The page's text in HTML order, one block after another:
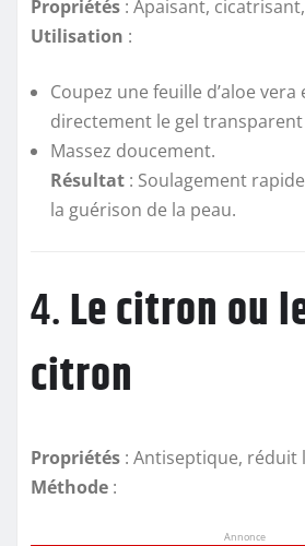
Propriétés : Apaisant,
Utilisation :
Coupez une feuille d’aloe
directement le gel
Massez doucement.
Résultat : Soulagement
la guérison de la peau.
4.Le citron ou
citron
Propriétés : Antiseptique, réduit
Méthode :
Annonce